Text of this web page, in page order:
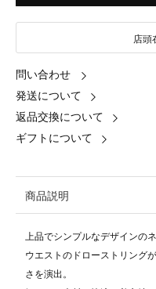
店頭
問い合わせ
発送について
返品交換について
ギフトについて
商品説明
上品でシンプルなデザインの
ウエストのドローストリング
さを演出。